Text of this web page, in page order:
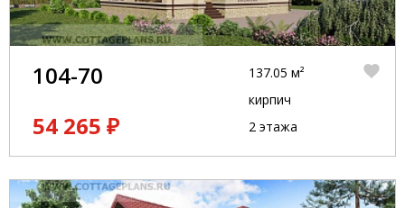
104-70
54 265 ₽
137.05 м²
кирпич
2 этажа